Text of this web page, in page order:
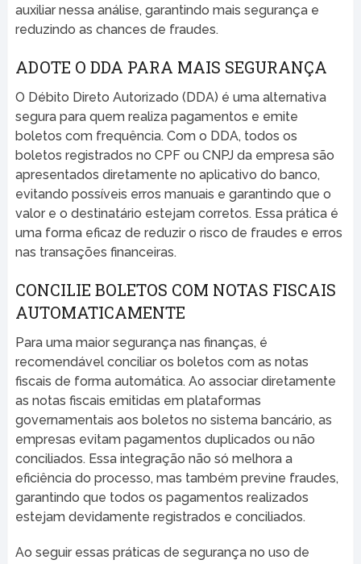
auxiliar nessa análise, garantindo mais segurança e
reduzindo as chances de fraudes.
ADOTE O DDA PARA MAIS SEGURANÇA
O Débito Direto Autorizado (DDA) é uma alternativa
segura para quem realiza pagamentos e emite
boletos com frequência. Com o DDA, todos os
boletos registrados no CPF ou CNPJ da empresa são
apresentados diretamente no aplicativo do banco,
evitando possíveis erros manuais e garantindo que o
valor e o destinatário estejam corretos. Essa prática é
uma forma eficaz de reduzir o risco de fraudes e erros
nas transações financeiras.
CONCILIE BOLETOS COM NOTAS FISCAIS
AUTOMATICAMENTE
Para uma maior segurança nas finanças, é
recomendável conciliar os boletos com as notas
fiscais de forma automática. Ao associar diretamente
as notas fiscais emitidas em plataformas
governamentais aos boletos no sistema bancário, as
empresas evitam pagamentos duplicados ou não
conciliados. Essa integração não só melhora a
eficiência do processo, mas também previne fraudes,
garantindo que todos os pagamentos realizados
estejam devidamente registrados e conciliados.
Ao seguir essas práticas de segurança no uso de